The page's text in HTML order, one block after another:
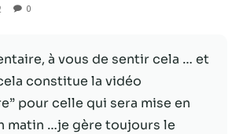
0
à vous de sentir cela … et
constitue la vidéo
pour celle qui sera mise en
matin …je gère toujours le